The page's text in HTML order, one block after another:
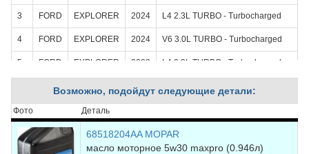
3 FORD EXPLORER 2024 L4 2.3L TURBO - Turbocharged
4 FORD EXPLORER 2024 V6 3.0L TURBO - Turbocharged
5 FORD EXPLORER 2023 L4 2.3L TURBO - Turbocharged
FORD 2023
7 EXPLORER
ELECTRIC/GAS
8 FORD EXPLORER 2022 L4 2.3L TURBO - Turbocharged
Возможно, подойдут следующие детали:
Фото Деталь
68518204AA MOPAR
масло моторное 5w30 maxpro (0.946л)